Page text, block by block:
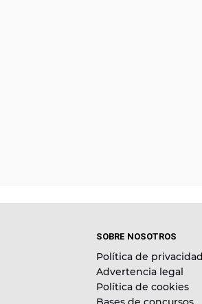
SOBRE NOSOTROS
Política de privacidad
Advertencia legal
Política de cookies